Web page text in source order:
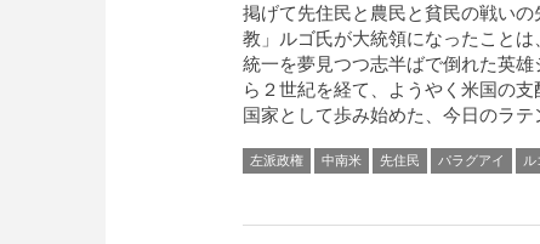
掲げて先住民と農民と貧民の戦い
教」ルゴ氏が大統領になったこと
統一を夢見つつ志半ばで倒れた英
ら２世紀を経て、ようやく米国の
国家として歩み始めた、今日のラ
左派政権 中南米 先住民 パラグアイ ル